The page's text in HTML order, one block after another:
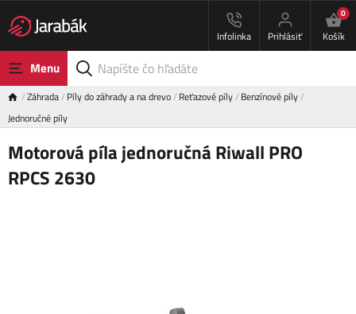
Infolinka Prihlásiť
0
Košík
Menu
Záhrada Píly do záhrady a na drevo Reťazové píly Benzínové píly
Jednoručné píly
Motorová píla jednoručná Riwall PRO
RPCS 2630